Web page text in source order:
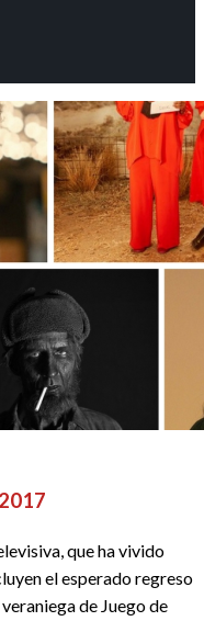
que ha vivido
el esperado regreso
de Juego de